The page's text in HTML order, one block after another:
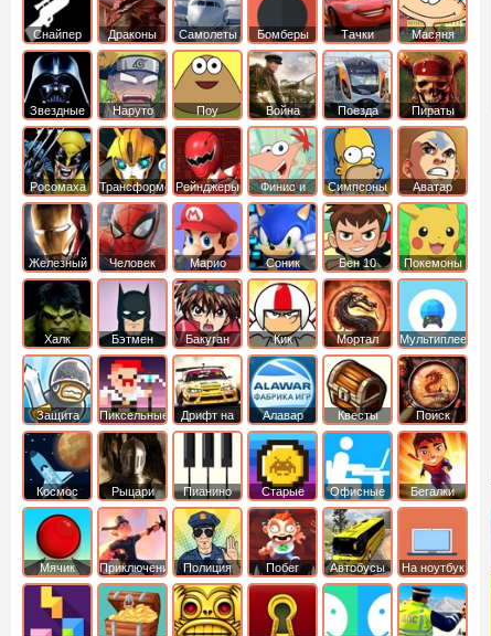
Снайпер Драконы Самолеты Бомберы Тачки Масяня
Звездные
войны
Наруто Поу Война Поезда
Пираты
Карибского
Моря
Росомаха ТрансформерыРейнджеры
Самураи
Финис и
Ферб
Симпсоны
Аватар
легенда об
Аанге
Железный
человек
Человек
Паук
Марио Соник Бен 10 Покемоны
Халк Бэтмен Бакуган
Кик
Бутовский
Мортал
комбат
Мультиплеер
Защита
королевства
Пиксельные
Дрифт на
машинах
Алавар Квесты
Поиск
предметов
Космос Рыцари Пианино Старые Офисные Бегалки
Мячик Приключения Полиция Побег Автобусы На ноутбук